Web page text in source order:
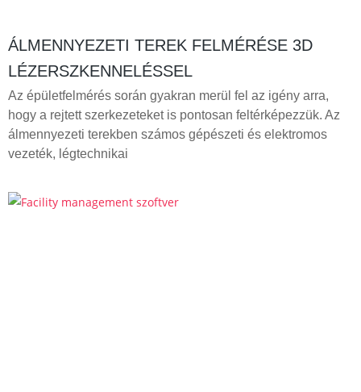
ÁLMENNYEZETI TEREK FELMÉRÉSE 3D
LÉZERSZKENNELÉSSEL
Az épületfelmérés során gyakran merül fel az igény arra,
hogy a rejtett szerkezeteket is pontosan feltérképezzük. Az
álmennyezeti terekben számos gépészeti és elektromos
vezeték, légtechnikai